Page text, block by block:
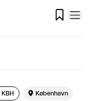

 København